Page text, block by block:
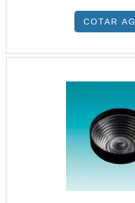
base e27, de forma
fluorescentes
um reator integrado.
são bastante
residencial e
lâmpadas
grandes reformas na
COTAR